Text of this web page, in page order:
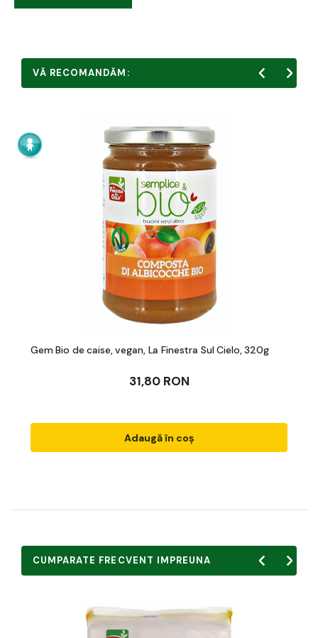
VĂ RECOMANDĂM:
Gem Bio de caise, vegan, La Finestra Sul Cielo, 320g
31,80 RON
Adaugă în coș
CUMPARATE FRECVENT IMPREUNA